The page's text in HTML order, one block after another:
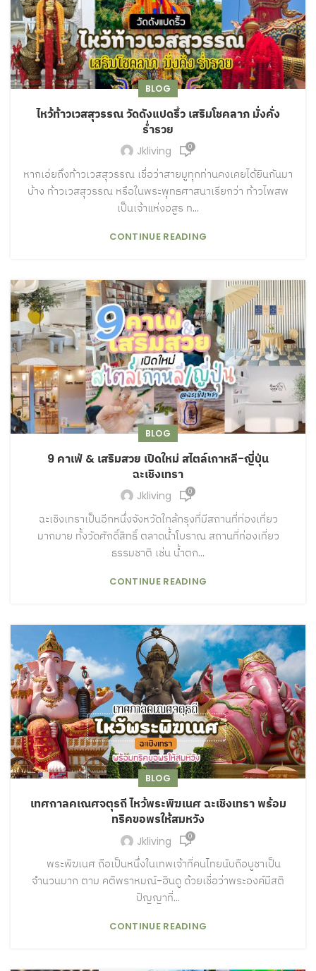
BLOG
ไหว้ท้าวเวสสุวรรณ วัดดังแปดริ้ว เสริมโชคลาภ มั่งคั่ง
ร่ำรวย
Jkliving 0
หากเอ่ยถึงท้าวเวสสุวรรณ เชื่อว่าสายมูทุกท่านคงเคยได้ยินกันมา
บ้าง ท้าวเวสสุวรรณ หรือในพระพุทธศาสนาเรียกว่า ท้าวไพสพ
เป็นเจ้าแห่งอสูร ท...
CONTINUE READING
BLOG
9 คาเฟ่ & เสริมสวย เปิดใหม่ สไตล์เกาหลี-ญี่ปุ่น
ฉะเชิงเทรา
Jkliving 0
ฉะเชิงเทราเป็นอีกหนึ่งจังหวัดใกล้กรุงที่มีสถานที่ท่องเที่ยว
มากมาย ทั้งวัดศักดิ์สิทธิ์ ตลาดน้ำโบราณ สถานที่ท่องเที่ยว
ธรรมชาติ เช่น น้ำตก...
CONTINUE READING
BLOG
เทศกาลคเณศจตุรถี ไหว้พระพิฆเนศ ฉะเชิงเทรา พร้อม
ทริคขอพรให้สมหวัง
Jkliving 0
พระพิฆเนศ ถือเป็นหนึ่งในเทพเจ้าที่คนไทยนับถือบูชาเป็น
จำนวนมาก ตาม คติพราหมณ์-ฮินดู ด้วยเชื่อว่าพระองค์มีสติ
ปัญญาที่...
CONTINUE READING